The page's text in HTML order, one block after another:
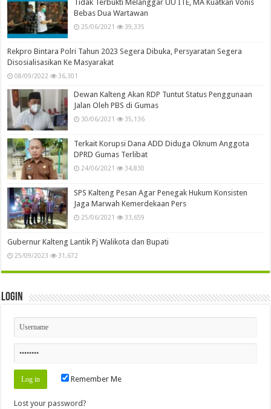
Tidak Terbukti Melanggar UU ITE, MA Kuatkan Vonis
Bebas Dua Wartawan
25/06/2021 39,335
Rekpro Bintara Polri Tahun 2023 Segera Dibuka, Persyaratan Segera
Disosialisasikan Ke Masyarakat
08/09/2022 36,301
Dewan Kalteng Akan RDP Tuntut Status Penggunaan
Jalan Oleh PBS di Gumas
30/06/2021 35,136
Terkait Korupsi Dana ADD Diduga Oknum Anggota
DPRD Gumas Terlibat
24/06/2021 34,830
SPS Kalteng Pesan Agar Penegak Hukum Konsisten
Jaga Marwah Kemerdekaan Pers
25/06/2021 33,659
Gubernur Kalteng Lantik Pj Walikota dan Bupati
25/09/2023 31,672
Login
Remember Me
Lost your password?